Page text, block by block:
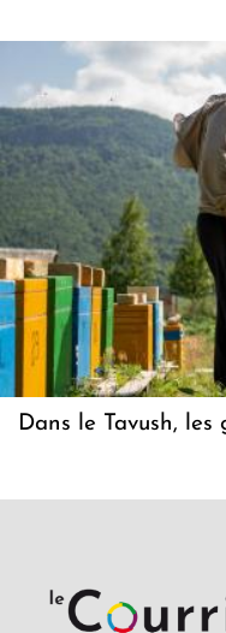
Dans le Tavush,